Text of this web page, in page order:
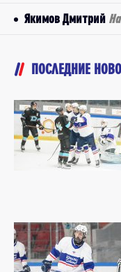
Якимов Дмитрий
ПОСЛЕДНИЕ